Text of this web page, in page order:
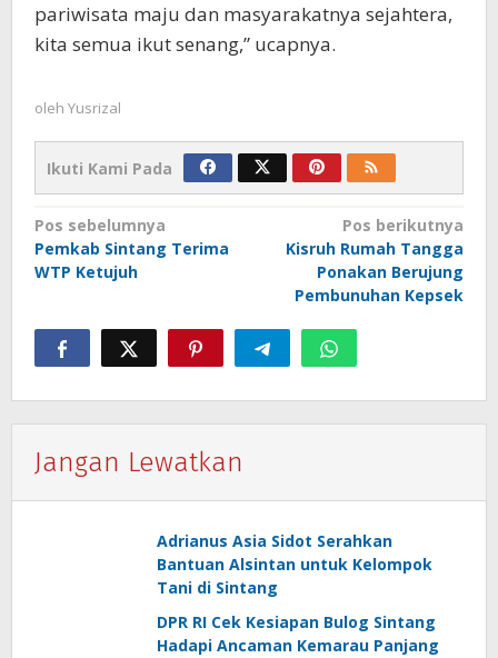
pariwisata maju dan masyarakatnya sejahtera,
kita semua ikut senang,” ucapnya.
oleh Yusrizal
Ikuti Kami Pada
Navigasi
pos
Pos sebelumnya
Pemkab Sintang Terima
WTP Ketujuh
Pos berikutnya
Kisruh Rumah Tangga
Ponakan Berujung
Pembunuhan Kepsek
Jangan Lewatkan
Adrianus Asia Sidot Serahkan
Bantuan Alsintan untuk Kelompok
Tani di Sintang
DPR RI Cek Kesiapan Bulog Sintang
Hadapi Ancaman Kemarau Panjang